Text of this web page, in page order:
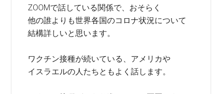
ZOOMで話している関係で、おそらく
他の誰よりも世界各国のコロナ状況について
結構詳しいと思います。
ワクチン接種が続いている、アメリカや
イスラエルの人たちともよく話します。